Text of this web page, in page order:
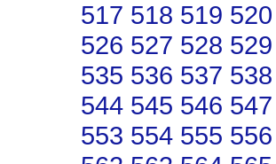
517 518 519 520
526 527 528 529
535 536 537 538
544 545 546 547
553 554 555 556